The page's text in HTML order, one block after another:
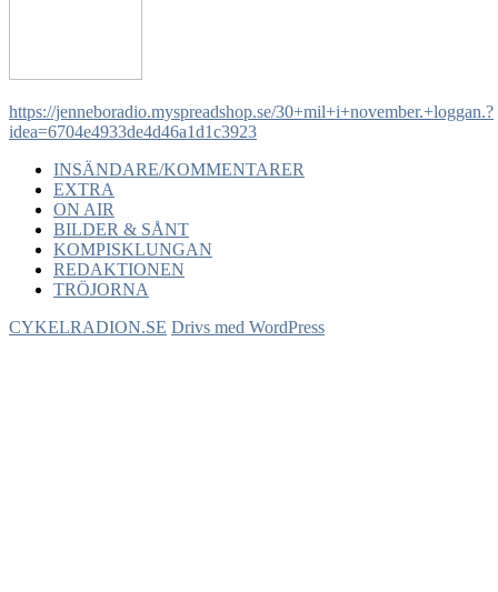
https://jenneboradio.myspreadshop.se/30+mil+i+november.+loggan.?
idea=6704e4933de4d46a1d1c3923
INSÄNDARE/KOMMENTARER
EXTRA
ON AIR
BILDER & SÅNT
KOMPISKLUNGAN
REDAKTIONEN
TRÖJORNA
CYKELRADION.SE Drivs med WordPress